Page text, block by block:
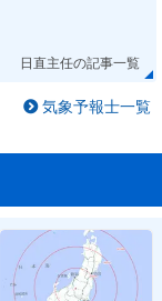
日直主任の記事一覧
気象予報士一覧